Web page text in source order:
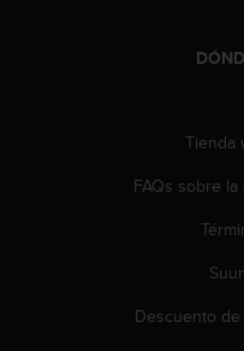
Tienda
FAQs sobre
Descuento